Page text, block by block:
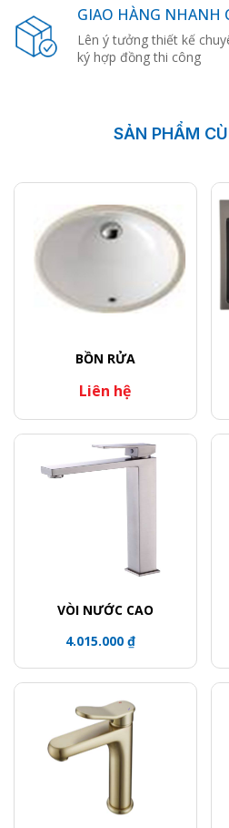
GIAO HÀNG NHANH
Lên ý tưởng thiết kế
ký hợp đồng thi công
SẢN PHẨM
BỒN RỬA
Liên hệ
VÒI NƯỚC CAO
4.015.000 ₫